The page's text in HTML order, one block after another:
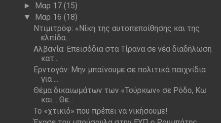
► Μαρ 17(15)
▼ Μαρ 16(18)
Ντιμιτρόφ: «Νίκη της αυτοπεποίθησης και της
ελπίδα...
Αλβανία: Επεισόδια στα Τίρανα σε νέα διαδήλωση
κατ...
Ερντογάν: Μην μπαίνουμε σε πολιτικά παιχνίδια
για ...
Θέμα δικαιωμάτων των «Τούρκων» σε Ρόδο, Κω
και… Θε...
Το «χτικιό» που πρέπει να νικήσουμε!